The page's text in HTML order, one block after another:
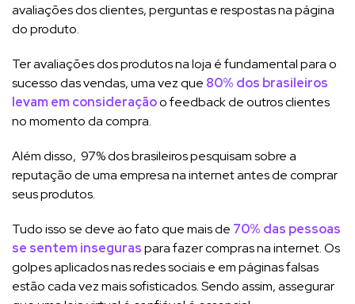
avaliações dos clientes, perguntas e respostas na página
do produto.
Ter avaliações dos produtos na loja é fundamental para o
sucesso das vendas, uma vez que 80% dos brasileiros
levam em consideraçãoo feedback de outros clientes
no momento da compra.
Além disso, 97% dos brasileiros pesquisam sobre a
reputação de uma empresa na internet antes de comprar
seus produtos.
Tudo isso se deve ao fato que mais de 70% das pessoas
se sentem inseguraspara fazer compras na internet. Os
golpes aplicados nas redes sociais e em páginas falsas
estão cada vez mais sofisticados. Sendo assim, assegurar